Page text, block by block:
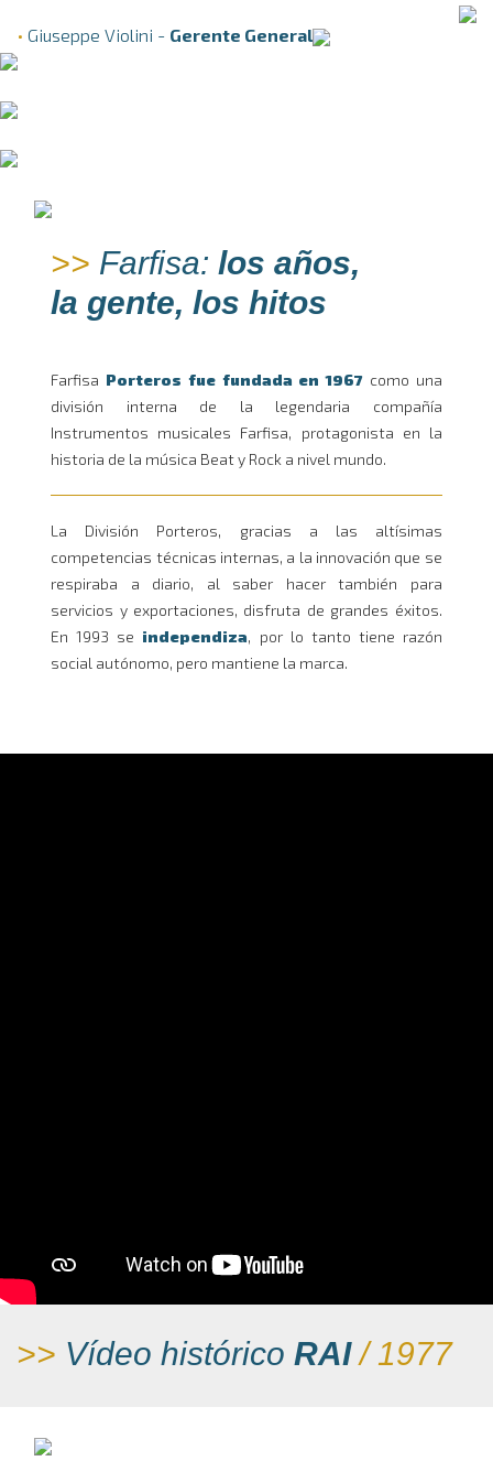
• Giuseppe Violini - Gerente General
>> Farfisa:los años,
la gente, los hitos
Farfisa Porteros fue fundada en 1967 como una
división interna de la legendaria compañía
Instrumentos musicales Farfisa, protagonista en la
historia de la música Beat y Rock a nivel mundo.
La División Porteros, gracias a las altísimas
competencias técnicas internas, a la innovación que se
respiraba a diario, al saber hacer también para
servicios y exportaciones, disfruta de grandes éxitos.
En 1993 se independiza, por lo tanto tiene razón
social autónomo, pero mantiene la marca.
>> Vídeo histórico RAI / 1977